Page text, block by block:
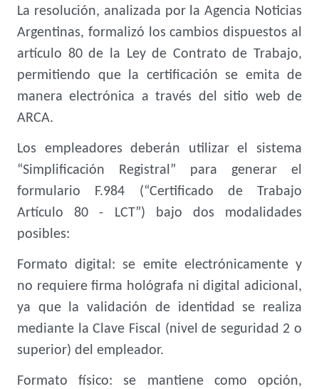
La resolución, analizada por la Agencia Noticias
Argentinas, formalizó los cambios dispuestos al
artículo 80 de la Ley de Contrato de Trabajo,
permitiendo que la certificación se emita de
manera electrónica a través del sitio web de
ARCA.
Los empleadores deberán utilizar el sistema
“Simplificación Registral” para generar el
formulario F.984 (“Certificado de Trabajo
Artículo 80 - LCT”) bajo dos modalidades
posibles:
Formato digital: se emite electrónicamente y
no requiere firma hológrafa ni digital adicional,
ya que la validación de identidad se realiza
mediante la Clave Fiscal (nivel de seguridad 2 o
superior) del empleador.
Formato físico: se mantiene como opción,